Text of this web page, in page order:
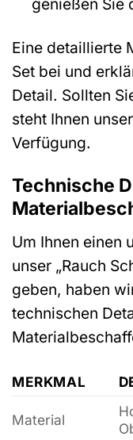
genießen Sie
Eine detaillierte
Set bei und
Detail. Sollten
steht Ihnen
Verfügung.
Technische
Um Ihnen einen
unser „Rauch
geben, haben
technischen
MERKMAL
Material